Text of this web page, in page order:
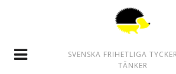
SVENSKA FRIHETLIGA
TÄNKER